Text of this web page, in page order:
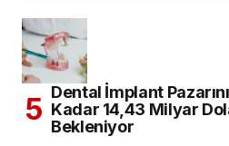
Dental İmplant
Kadar 14,43 Milyar
Bekleniyor